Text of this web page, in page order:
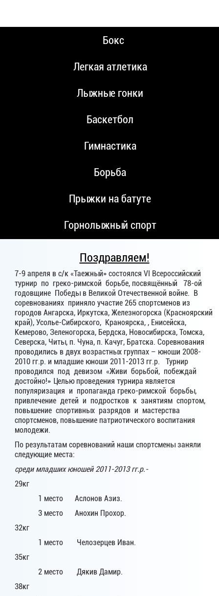
Бокс
Легкая атлетика
Лыжные гонки
Баскетбол
Гимнастика
Борьба
Прыжки на батуте
Горнолыжный спорт
Поздравляем!
7-9 апреля в с/к «Таежный» состоялся VI Всероссийский
турнир по греко-римской борьбе, посвящённый 78-ой
годовщине Победы в Великой Отечественной войне. В
соревнованиях приняло участие 265 спортсменов из
городов Ангарска, Иркутска, Железногорска (Красноярский
край), Усолье-Сибирского, Краноярска, , Енисейска,
Кемерово, Зеленогорска, Бердска, Новосибирска, Томска,
Северска, Читы, п. Чуна, п. Качуг, Братска. Соревнования
проводились в двух возрастных группах – юноши 2008-
2010 гг.р. и младшие юноши 2011-2013 гг.р. Турнир
проводился под девизом «Живи борьбой, побеждай
достойно!» Целью проведения турнира является
популяризация и пропаганда греко-римской борьбы,
привлечение детей и подростков к занятиям спортом,
повышение спортивных разрядов и мастерства
спортсменов, повышение патриотического воспитания
молодежи.
По результатам соревнований наши спортсмены заняли
следующие места:
среди младших юношей 2011-2013 гг.р.-
29кг
1 место Аслонов Азиз.
3 место Анохин Прохор.
32кг
1 место Челозерцев Иван.
35кг
2 место Дякив Дамир.
38кг